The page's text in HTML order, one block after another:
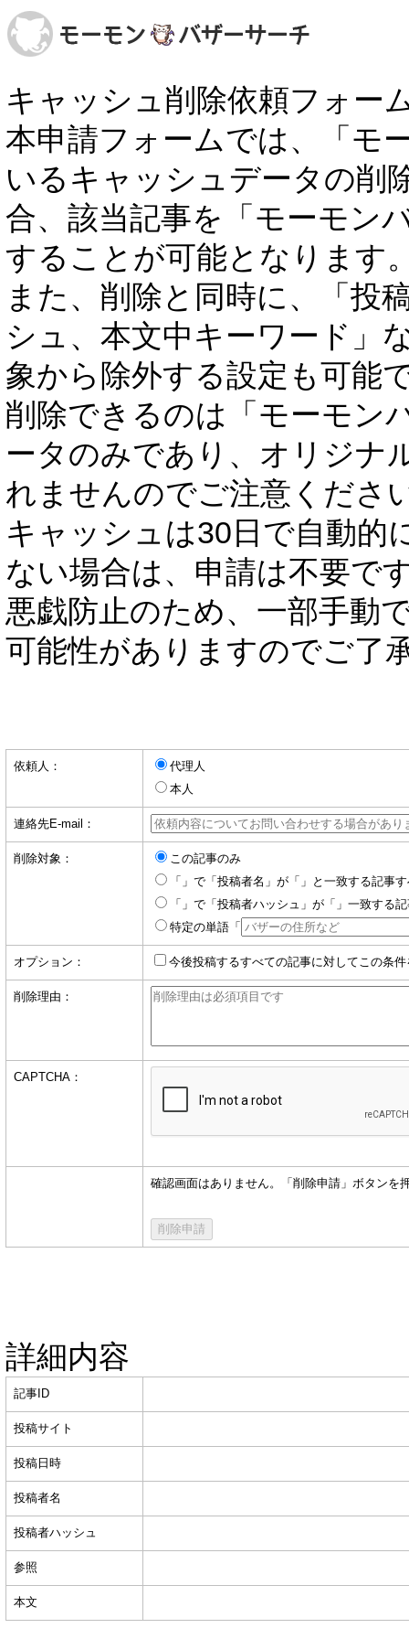
キャッシュ削除依頼フォー
本申請フォームでは、「モ
いるキャッシュデータの削
合、該当記事を「モーモン
することが可能となります
また、削除と同時に、「投
シュ、本文中キーワード」
象から除外する設定も可能
削除できるのは「モーモン
ータのみであり、オリジナ
れませんのでご注意くださ
キャッシュは30日で自動的
ない場合は、申請は不要で
悪戯防止のため、一部手動
可能性がありますのでご了
依頼人：
代理人
本人
連絡先E-mail：
削除対象：
この記事のみ
「」で「投稿者名」が「」と一致する記事
「」で「投稿者ハッシュ」が「」一致する
特定の単語「
オプション： 今後投稿するすべての記事に対してこの条
削除理由：
CAPTCHA：
確認画面はありません。「削除申請」ボタンを
詳細内容
記事ID
投稿サイト
投稿日時
投稿者名
投稿者ハッシュ
参照
本文